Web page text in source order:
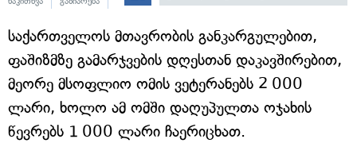
საქართველოს მთავრობის განკარგულებით,
ფაშიზმზე გამარჯვების დღესთან დაკავშირებით,
მეორე მსოფლიო ომის ვეტერანებს 2 000
ლარი, ხოლო ამ ომში დაღუპულთა ოჯახის
წევრებს 1 000 ლარი ჩაერიცხათ.